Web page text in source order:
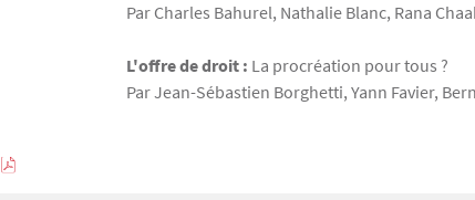
Par Charles Bahurel, Nathalie Blanc, Rana
L'offre de droit : La procréation pour tous ?
Par Jean-Sébastien Borghetti, Yann Favier,